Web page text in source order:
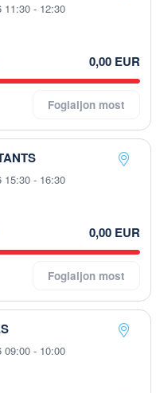
11:30 - 12:30
0,00 EUR
Foglaljon most
15:30 - 16:30
0,00 EUR
Foglaljon most
09:00 - 10:00